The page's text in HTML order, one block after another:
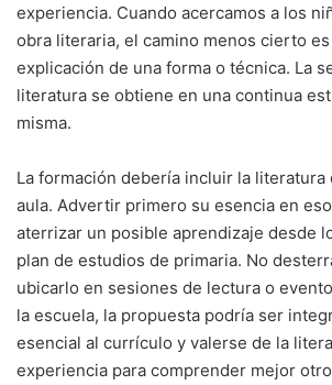
experiencia. Cuando acercamos a los
obra literaria, el camino menos cierto
explicación de una forma o técnica. La
literatura se obtiene en una continua
misma.
La formación debería incluir la
aula. Advertir primero su esencia en
aterrizar un posible aprendizaje desde
plan de estudios de primaria. No
ubicarlo en sesiones de lectura o
la escuela, la propuesta podría ser
esencial al currículo y valerse de la
experiencia para comprender mejor